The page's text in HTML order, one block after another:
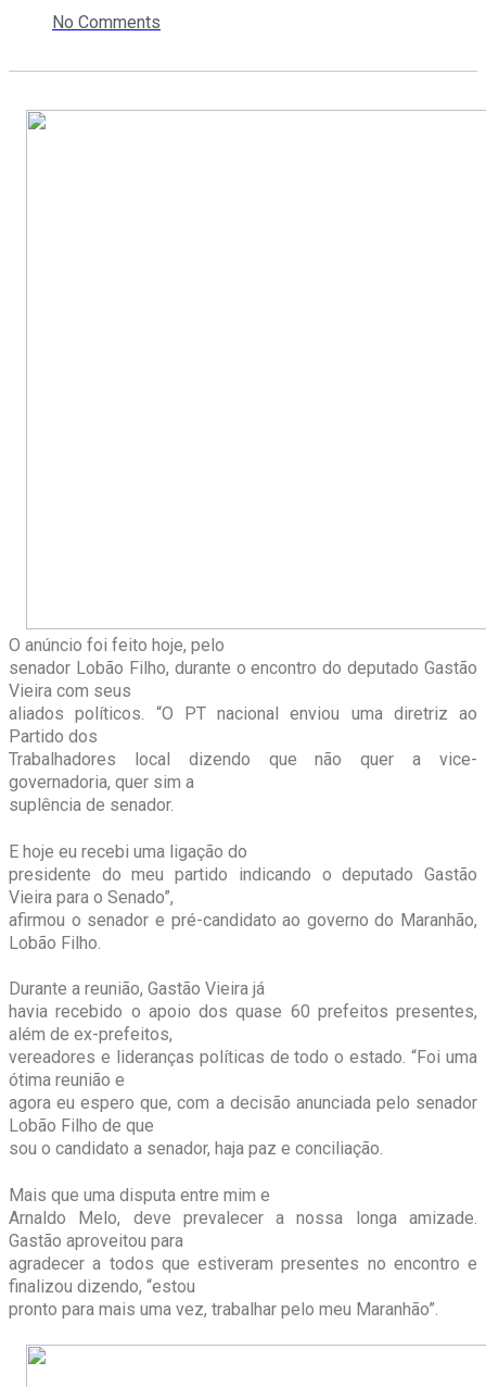
No Comments
O anúncio foi feito hoje, pelo
senador Lobão Filho, durante o encontro do deputado Gastão
Vieira com seus
aliados políticos. “O PT nacional enviou uma diretriz ao
Partido dos
Trabalhadores local dizendo que não quer a vice-
governadoria, quer sim a
suplência de senador.
E hoje eu recebi uma ligação do
presidente do meu partido indicando o deputado Gastão
Vieira para o Senado”,
afirmou o senador e pré-candidato ao governo do Maranhão,
Lobão Filho.
Durante a reunião, Gastão Vieira já
havia recebido o apoio dos quase 60 prefeitos presentes,
além de ex-prefeitos,
vereadores e lideranças políticas de todo o estado. “Foi uma
ótima reunião e
agora eu espero que, com a decisão anunciada pelo senador
Lobão Filho de que
sou o candidato a senador, haja paz e conciliação.
Mais que uma disputa entre mim e
Arnaldo Melo, deve prevalecer a nossa longa amizade.
Gastão aproveitou para
agradecer a todos que estiveram presentes no encontro e
finalizou dizendo, “estou
pronto para mais uma vez, trabalhar pelo meu Maranhão”.